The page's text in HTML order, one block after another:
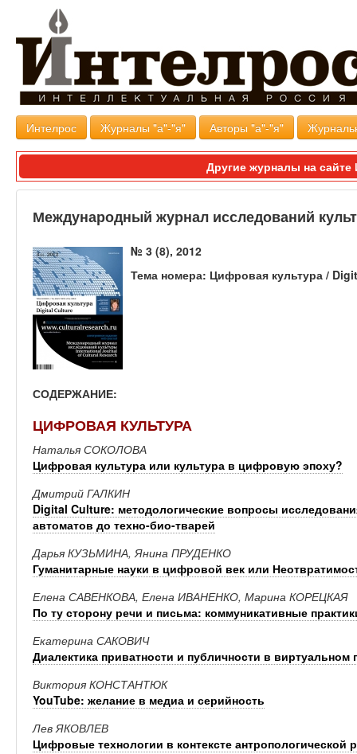
Интелрос Журналы "а"-"я" Авторы "а"-"я"
Другие журналы на
Международный журнал исследований
№ 3 (8), 2012
Тема номера: Цифровая культура /
СОДЕРЖАНИЕ:
ЦИФРОВАЯ КУЛЬТУРА
Наталья СОКОЛОВА
Цифровая культура или культура в цифровую эпоху?
Дмитрий ГАЛКИН
Digital Culture: методологические вопросы
автоматов до техно-био-тварей
Дарья КУЗЬМИНА, Янина ПРУДЕНКО
Гуманитарные науки в цифровой век или
Елена САВЕНКОВА, Елена ИВАНЕНКО, Марина КОРЕЦКАЯ
По ту сторону речи и письма: коммуникативные
Екатерина САКОВИЧ
Диалектика приватности и публичности в виртуальном
Виктория КОНСТАНТЮК
YouTube: желание в медиа и серийность
Лев ЯКОВЛЕВ
Цифровые технологии в контексте антропологической